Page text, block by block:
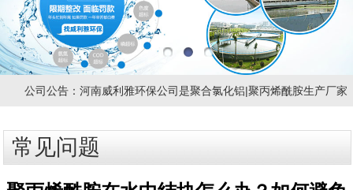
公司公告：河南威利雅环保公司是聚合氯化铝|聚丙烯酰胺生产厂家，
常见问题